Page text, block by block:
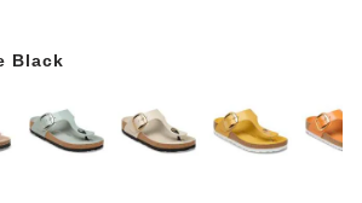
Black